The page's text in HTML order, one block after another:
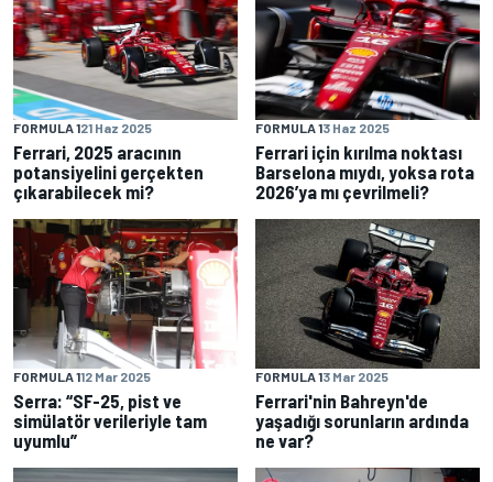
FORMULA 121 Haz 2025
Ferrari, 2025 aracının
potansiyelini gerçekten
çıkarabilecek mi?
FORMULA 13 Haz 2025
Ferrari için kırılma noktası
Barselona mıydı, yoksa rota
2026’ya mı çevrilmeli?
FORMULA 112 Mar 2025
Serra: “SF-25, pist ve
simülatör verileriyle tam
uyumlu”
FORMULA 13 Mar 2025
Ferrari'nin Bahreyn'de
yaşadığı sorunların ardında
ne var?